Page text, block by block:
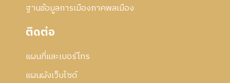
ฐานข้อมูลการเมืองภาคพลเมือง
ติดต่อ
แผนที่และเบอร์โทร
แผนผังเว็บไซด์